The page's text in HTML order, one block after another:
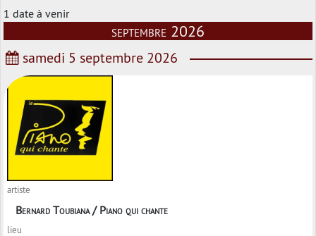
1 date à venir
septembre 2026
samedi 5 septembre 2026
artiste
Bernard Toubiana / Piano qui chante
lieu